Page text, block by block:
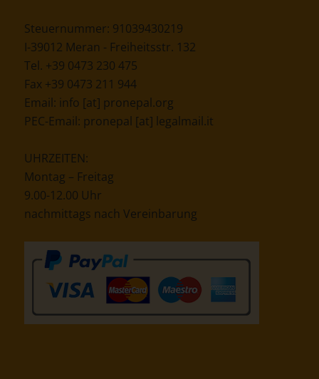
Steuernummer: 91039430219
I-39012 Meran - Freiheitsstr. 132
Tel. +39 0473 230 475
Fax +39 0473 211 944
Email: info [at] pronepal.org
PEC-Email: pronepal [at] legalmail.it
UHRZEITEN:
Montag – Freitag
9.00-12.00 Uhr
nachmittags nach Vereinbarung